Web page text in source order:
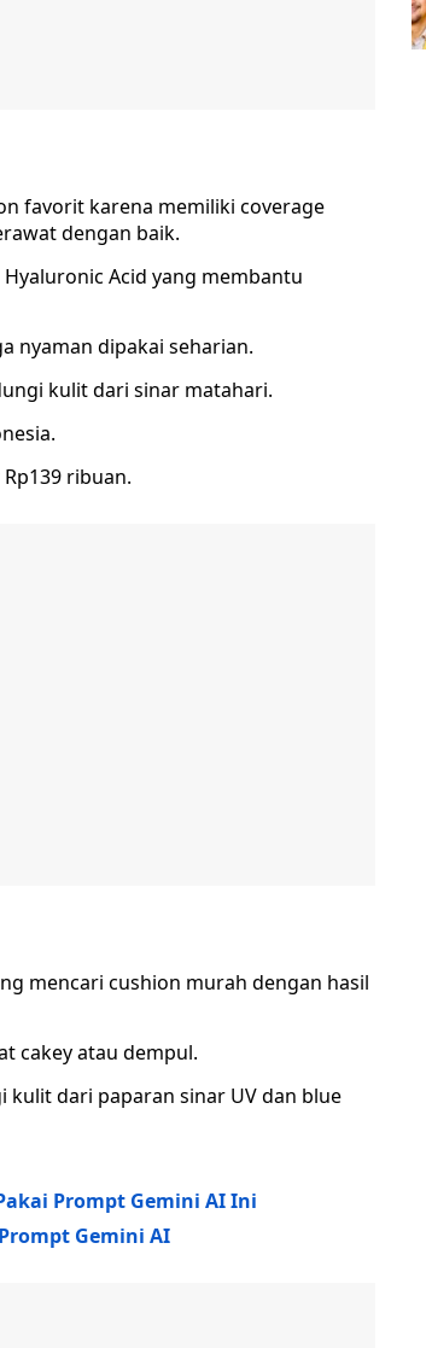
favorit karena memiliki coverage
dengan baik.
Acid yang membantu
nyaman dipakai seharian.
kulit dari sinar matahari.
ribuan.
mencari cushion murah dengan hasil
cakey atau dempul.
kulit dari paparan sinar UV dan blue
Prompt Gemini AI Ini
Gemini AI